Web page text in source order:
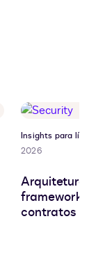
Insights para
2026
Arquitetura
frameworks
contratos